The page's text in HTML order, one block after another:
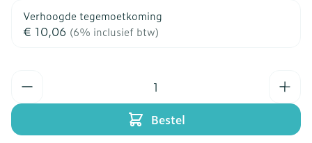
Verhoogde tegemoetkoming
€ 10,06 (6% inclusief btw)
Bestel